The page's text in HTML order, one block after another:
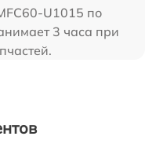
U1015 по
3 часа при